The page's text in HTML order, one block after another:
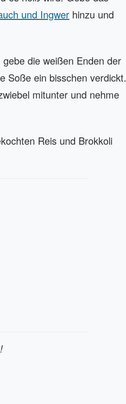
und Ingwer hinzu und
die weißen Enden der
Soße ein bisschen verdickt.
mitunter und nehme
Reis und Brokkoli
!